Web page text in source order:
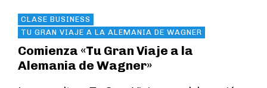
CLASE BUSINESS
TU GRAN VIAJE A LA ALEMANIA DE WAGNER
Comienza «Tu Gran Viaje a la
Alemania de Wagner»